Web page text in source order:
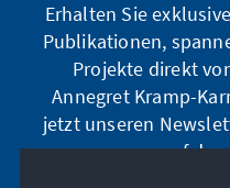
Erhalten Sie
Publikationen,
Projekte direkt
Annegret Kramp-
jetzt unseren
auf